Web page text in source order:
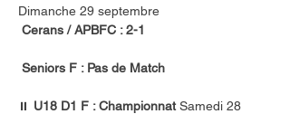
Dimanche 29 septembre
Cerans / APBFC : 2-1
Seniors F : Pas de Match
⏸️ U18 D1 F : Championnat Samedi 28